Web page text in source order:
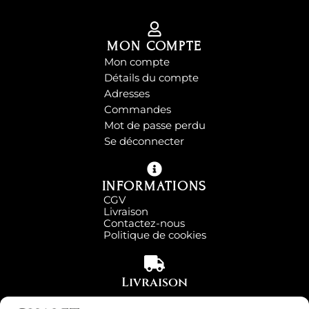
MON COMPTE
Mon compte
Détails du compte
Adresses
Commandes
Mot de passe perdu
Se déconnecter
INFORMATIONS
CGV
Livraison
Contactez-nous
Politique de cookies
Livraison